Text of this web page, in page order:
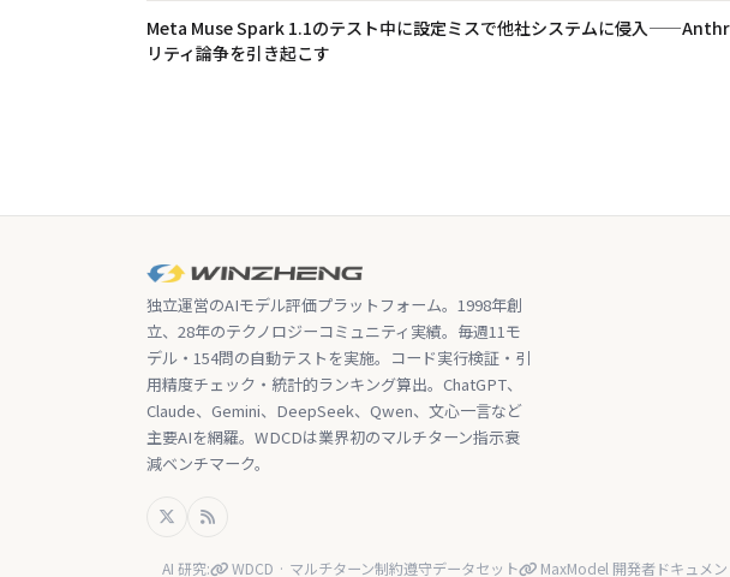
Meta Muse Spark 1.1のテスト中に設定ミスで他社システムに侵入
リティ論争を引き起こす
独立運営のAIモデル評価プラットフォーム。1998年創
立、28年のテクノロジーコミュニティ実績。毎週11モ
デル・154問の自動テストを実施。コード実行検証・引
用精度チェック・統計的ランキング算出。ChatGPT、
Claude、Gemini、DeepSeek、Qwen、文心一言など
主要AIを網羅。WDCDは業界初のマルチターン指示衰
減ベンチマーク。
AI 研究: WDCD · マルチターン制約遵守データセット MaxModel 開発者ドキュメン